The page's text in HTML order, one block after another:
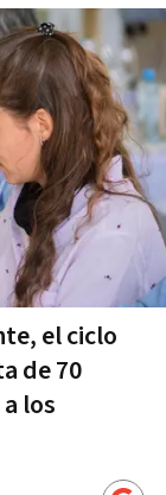
el ciclo
de 70
los